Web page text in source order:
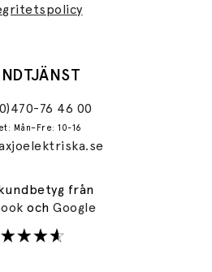
76 46 00
Mån–Fre: 10-16
från
ochGoogle